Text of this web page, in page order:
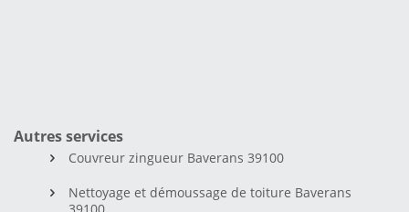
Autres services
Couvreur zingueur Baverans 39100
Nettoyage et démoussage de toiture Baverans